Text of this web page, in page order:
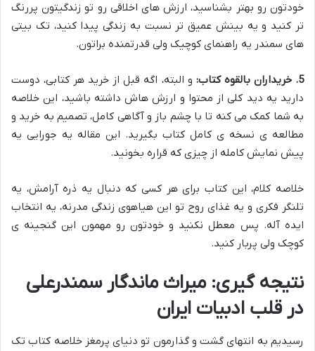
خودتون رو بهتر بشناسید، ارزش های اخلاقی رو تو زندگیتون پررنگ
تر کنید و یه بینش عمیق تر نسبت به زندگی پیدا کنید، تک بیتی
های سمندر یه راهنمای کوچیک ولی قدرتمنده براتون.
5. خریداران بالقوه کتاب:
و البته، اگه قبل از خرید هر کتابی، دوست
دارید یه دید کلی از محتوا و ارزش هاش داشته باشید، این خلاصه
به شما کمک می کنه تا با چشم باز و آگاهی کامل، تصمیم به خرید و
مطالعه ی نسخه ی کامل کتاب بگیرید. این مقاله یه جورایی یه
پیش نمایش کامله از چیزی که قراره بخونید.
خلاصه کلام، این کتاب برای هر کسی که دنبال یه ذره آرامش، یه
تلنگر فکری و یه غذای روح تو این هیاهوی زندگی مدرنه، یه انتخاب
ایده آله. پس معطل نکنید و خودتون رو مهمون این گنجینه ی
کوچک ولی پربار کنید.
نتیجه گیری: میراث ماندگار سمندرعلی
در قلب ادبیات ایران
رسیدیم به انتهای گشت و گذارمون تو دنیای پرمغز خلاصه کتاب تک